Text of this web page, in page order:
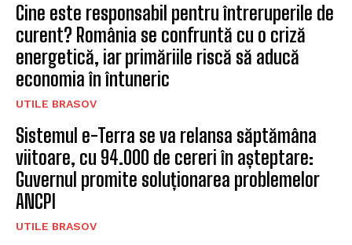
Cine este responsabil pentru întreruperile de
curent? România se confruntă cu o criză
energetică, iar primăriile riscă să aducă
economia în întuneric
UTILE BRASOV
Sistemul e-Terra se va relansa săptămâna
viitoare, cu 94.000 de cereri în așteptare:
Guvernul promite soluționarea problemelor
ANCPI
UTILE BRASOV